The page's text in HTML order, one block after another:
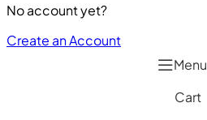
No account yet?
Create an Account
Menu
Cart